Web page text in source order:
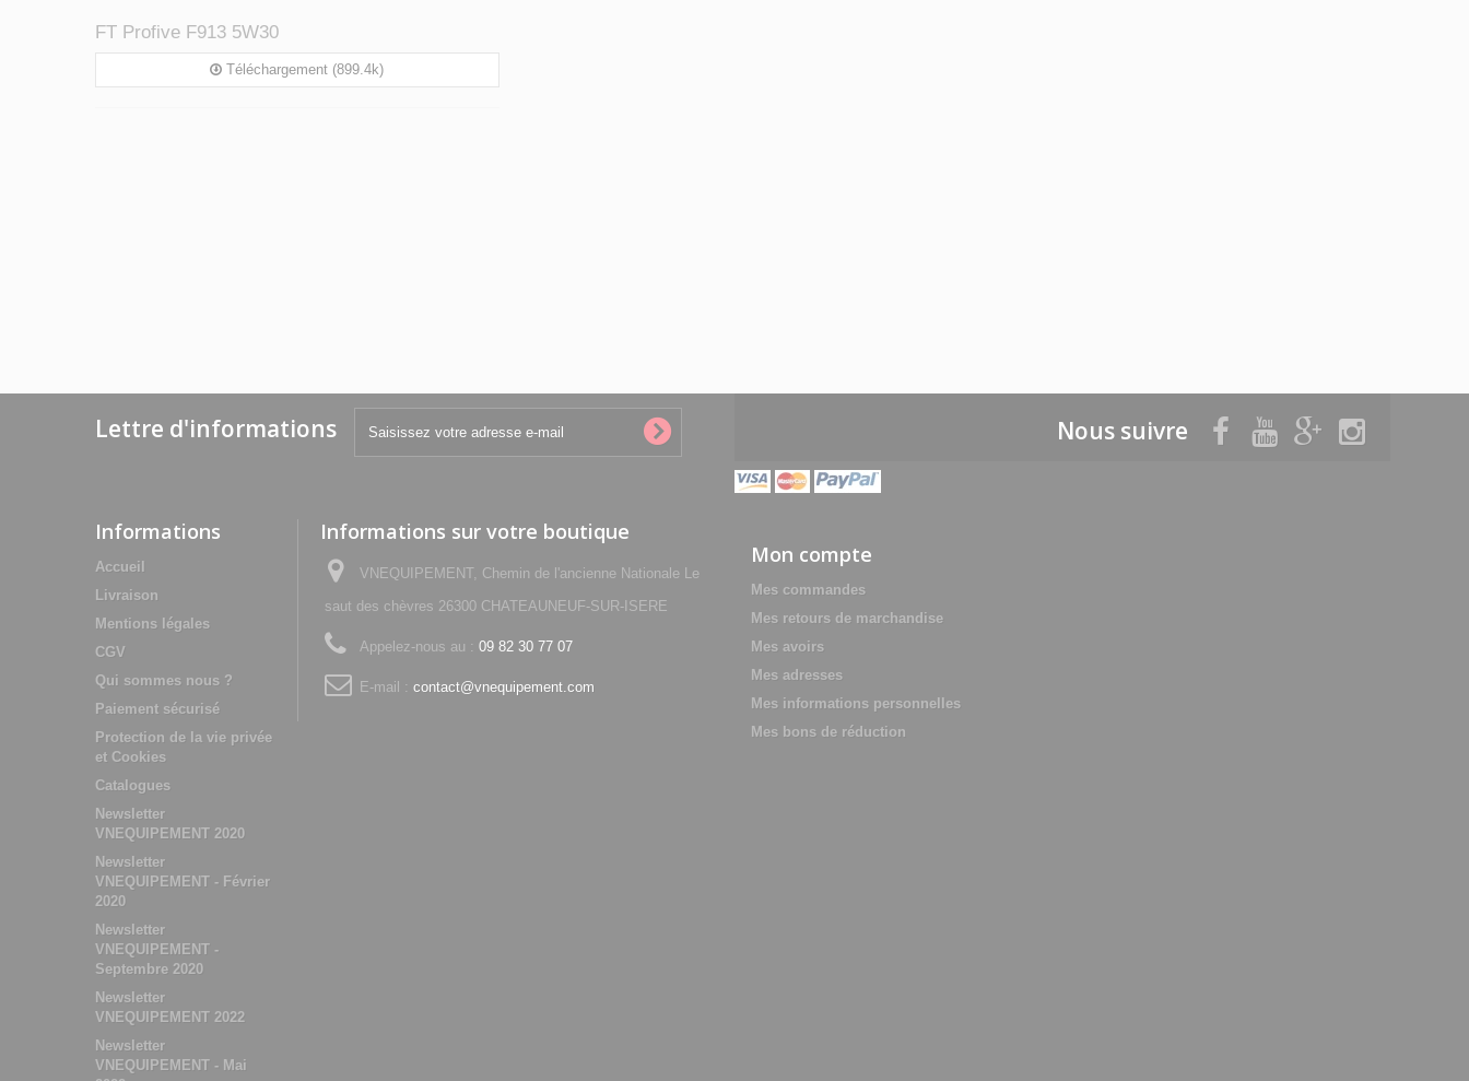
FT Profive F913 5W30
Téléchargement (899.4k)
Lettre d'informations Nous suivre
Informations
Accueil
Livraison
Mentions légales
CGV
Qui sommes nous ?
Paiement sécurisé
Protection de la vie privée
et Cookies
Catalogues
Newsletter
VNEQUIPEMENT 2020
Newsletter
VNEQUIPEMENT - Février
2020
Newsletter
VNEQUIPEMENT -
Septembre 2020
Newsletter
VNEQUIPEMENT 2022
Newsletter
VNEQUIPEMENT - Mai
Informations sur votre boutique
VNEQUIPEMENT, Chemin de l'ancienne Nationale Le
saut des chèvres 26300 CHATEAUNEUF-SUR-ISERE
Appelez-nous au : 09 82 30 77 07
E-mail : contact@vnequipement.com
Mon compte
Mes commandes
Mes retours de marchandise
Mes avoirs
Mes adresses
Mes informations personnelles
Mes bons de réduction